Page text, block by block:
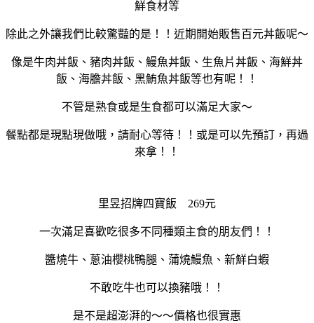
除此之外讓我們比較驚豔的是！！近期開始販售百元丼飯呢～
像是牛肉丼飯、豬肉丼飯、鰻魚丼飯、生魚片丼飯、海鮮丼
飯、海膽丼飯、黑鮪魚丼飯等也有呢！！
不管是熟食或是生食都可以滿足大家～
餐點都是現點現做哦，請耐心等待！！或是可以先預訂，再過
來拿！！
里昱招牌四寶飯 269元
一次滿足喜歡吃很多不同種類主食的朋友們！！
醬燒牛、蔥油櫻桃鴨腿、蒲燒鰻魚、新鮮白蝦
不敢吃牛也可以換豬哦！！
是不是超澎湃的～～價格也很實惠